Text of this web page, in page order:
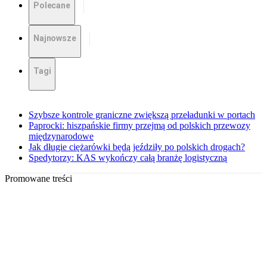
Polecane
Najnowsze
Tagi
Szybsze kontrole graniczne zwiększą przeładunki w portach
Paprocki: hiszpańskie firmy przejmą od polskich przewozy
międzynarodowe
Jak długie ciężarówki będą jeździły po polskich drogach?
Spedytorzy: KAS wykończy całą branżę logistyczną
Promowane treści